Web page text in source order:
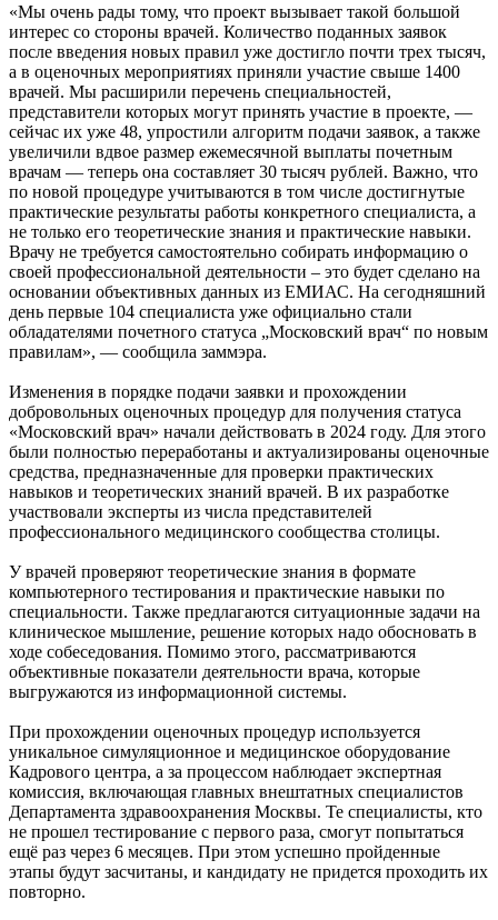
«Мы очень рады тому, что проект вызывает такой большой
интерес со стороны врачей. Количество поданных заявок
после введения новых правил уже достигло почти трех тысяч,
а в оценочных мероприятиях приняли участие свыше 1400
врачей. Мы расширили перечень специальностей,
представители которых могут принять участие в проекте, —
сейчас их уже 48, упростили алгоритм подачи заявок, а также
увеличили вдвое размер ежемесячной выплаты почетным
врачам — теперь она составляет 30 тысяч рублей. Важно, что
по новой процедуре учитываются в том числе достигнутые
практические результаты работы конкретного специалиста, а
не только его теоретические знания и практические навыки.
Врачу не требуется самостоятельно собирать информацию о
своей профессиональной деятельности – это будет сделано на
основании объективных данных из ЕМИАС. На сегодняшний
день первые 104 специалиста уже официально стали
обладателями почетного статуса „Московский врач“ по новым
правилам», — сообщила заммэра.
Изменения в порядке подачи заявки и прохождении
добровольных оценочных процедур для получения статуса
«Московский врач» начали действовать в 2024 году. Для этого
были полностью переработаны и актуализированы оценочные
средства, предназначенные для проверки практических
навыков и теоретических знаний врачей. В их разработке
участвовали эксперты из числа представителей
профессионального медицинского сообщества столицы.
У врачей проверяют теоретические знания в формате
компьютерного тестирования и практические навыки по
специальности. Также предлагаются ситуационные задачи на
клиническое мышление, решение которых надо обосновать в
ходе собеседования. Помимо этого, рассматриваются
объективные показатели деятельности врача, которые
выгружаются из информационной системы.
При прохождении оценочных процедур используется
уникальное симуляционное и медицинское оборудование
Кадрового центра, а за процессом наблюдает экспертная
комиссия, включающая главных внештатных специалистов
Департамента здравоохранения Москвы. Те специалисты, кто
не прошел тестирование с первого раза, смогут попытаться
ещё раз через 6 месяцев. При этом успешно пройденные
этапы будут засчитаны, и кандидату не придется проходить их
повторно.